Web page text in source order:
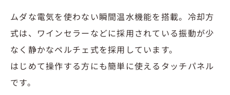
ムダな電気を使わない瞬間温水機能を搭載。冷却方
式は、ワインセラーなどに採用されている振動が少
なく静かなペルチェ式を採用しています。
はじめて操作する方にも簡単に使えるタッチパネル
です。